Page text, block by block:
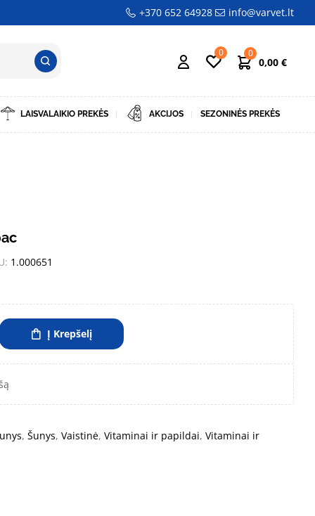
+370 652 64928 info@varvet.lt
0 0
0,00 €
LAISVALAIKIO PREKĖS AKCIJOS SEZONINĖS PREKĖS
1.000651
Į Krepšelį
, Šunys, Vaistinė, Vitaminai ir papildai, Vitaminai ir